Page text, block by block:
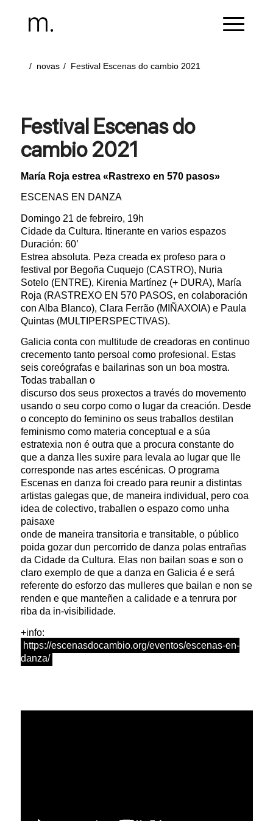
/ novas / Festival Escenas do cambio 2021
Festival Escenas do
cambio 2021
María Roja estrea «Rastrexo en 570 pasos»
ESCENAS EN DANZA
Domingo 21 de febreiro, 19h
Cidade da Cultura. Itinerante en varios espazos
Duración: 60’
Estrea absoluta. Peza creada ex profeso para o
festival por Begoña Cuquejo (CASTRO), Nuria
Sotelo (ENTRE), Kirenia Martínez (+ DURA), María
Roja (RASTREXO EN 570 PASOS, en colaboración
con Alba Blanco), Clara Ferrão (MIÑAXOIA) e Paula
Quintas (MULTIPERSPECTIVAS).
Galicia conta con multitude de creadoras en continuo
crecemento tanto persoal como profesional. Estas
seis coreógrafas e bailarinas son un boa mostra.
Todas traballan o
discurso dos seus proxectos a través do movemento
usando o seu corpo como o lugar da creación. Desde
o concepto do feminino os seus traballos destilan
feminismo como materia conceptual e a súa
estratexia non é outra que a procura constante do
que a danza lles suxire para levala ao lugar que lle
corresponde nas artes escénicas. O programa
Escenas en danza foi creado para reunir a distintas
artistas galegas que, de maneira individual, pero coa
idea de colectivo, traballen o espazo como unha
paisaxe
onde de maneira transitoria e transitable, o público
poida gozar dun percorrido de danza polas entrañas
da Cidade da Cultura. Elas non bailan soas e son o
claro exemplo de que a danza en Galicia é e será
referente do esforzo das mulleres que bailan e non se
renden e que manteñen a calidade e a tenrura por
riba da in-visibilidade.
+info:
https://escenasdocambio.org/eventos/escenas-en-
danza/